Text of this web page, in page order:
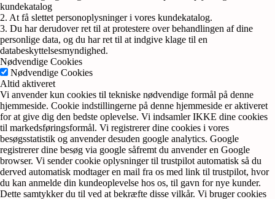
kundekatalog
2. At få slettet personoplysninger i vores kundekatalog.
3. Du har derudover ret til at protestere over behandlingen af dine
personlige data, og du har ret til at indgive klage til en
databeskyttelsesmyndighed.
Nødvendige Cookies
Nødvendige Cookies
Altid aktiveret
Vi anvender kun cookies til tekniske nødvendige formål på denne
hjemmeside. Cookie indstillingerne på denne hjemmeside er aktiveret
for at give dig den bedste oplevelse. Vi indsamler IKKE dine cookies
til markedsføringsformål. Vi registrerer dine cookies i vores
besøgsstatistik og anvender desuden google analytics. Google
registrerer dine besøg via google såfremt du anvender en Google
browser. Vi sender cookie oplysninger til trustpilot automatisk så du
derved automatisk modtager en mail fra os med link til trustpilot, hvor
du kan anmelde din kundeoplevelse hos os, til gavn for nye kunder.
Dette samtykker du til ved at bekræfte disse vilkår. Vi bruger cookies